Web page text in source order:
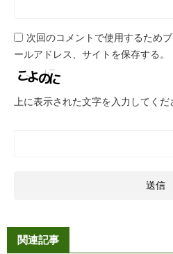
次回のコメントで使用するため
ールアドレス、サイトを保存する。
上に表示された文字を入力してくだ
関連記事